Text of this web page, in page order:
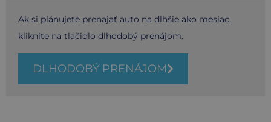
Ak si plánujete prenajať auto na dlhšie ako mesiac,
kliknite na tlačidlo dlhodobý prenájom.
DLHODOBÝ PRENÁJOM